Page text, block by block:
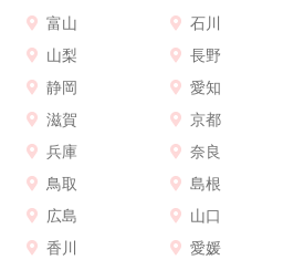
富山
石川
山梨
長野
静岡
愛知
滋賀
京都
兵庫
奈良
鳥取
島根
広島
山口
香川
愛媛